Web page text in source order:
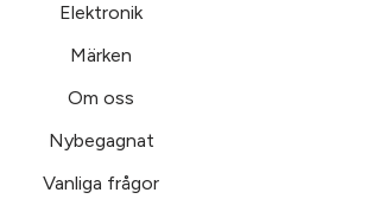
Elektronik
Märken
Om oss
Nybegagnat
Vanliga frågor